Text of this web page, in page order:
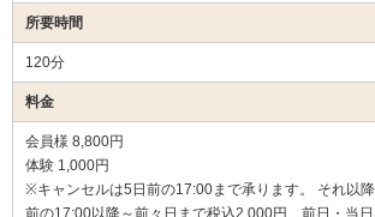
所要時間
120分
料金
会員様 8,800円
体験 1,000円
※キャンセルは5日前の17:00まで承ります。 それ以